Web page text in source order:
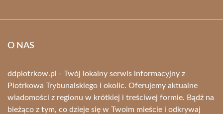
O NAS
ddpiotrkow.pl - Twój lokalny serwis informacyjny z
Piotrkowa Trybunalskiego i okolic. Oferujemy aktualne
wiadomości z regionu w krótkiej i treściwej formie. Bądź na
bieżąco z tym, co dzieje się w Twoim mieście i odkrywaj